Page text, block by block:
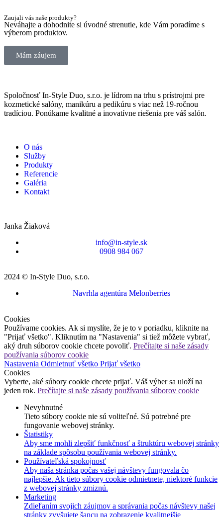
Zaujali vás naše produkty?
Neváhajte a dohodnite si úvodné strenutie, kde Vám poradíme s
výberom produktov.
Mám záujem
Spoločnosť In-Style Duo, s.r.o. je lídrom na trhu s prístrojmi pre
kozmetické salóny, manikúru a pedikúru s viac než 19-ročnou
tradíciou. Ponúkame kvalitné a inovatívne riešenia pre váš salón.
O nás
Služby
Produkty
Referencie
Galéria
Kontakt
Janka Žiaková
info@in-style.sk
0908 984 067
2024 © In-Style Duo, s.r.o.
Navrhla agentúra Melonberries
Cookies
Používame cookies. Ak si myslíte, že je to v poriadku, kliknite na
"Prijať všetko". Kliknutím na "Nastavenia" si tiež môžete vybrať,
aký druh súborov cookie chcete povoliť. Prečítajte si naše zásady
používania súborov cookie
Nastavenia Odmietnuť všetko Prijať všetko
Cookies
Vyberte, aké súbory cookie chcete prijať. Váš výber sa uloží na
jeden rok. Prečítajte si naše zásady používania súborov cookie
Nevyhnutné
Tieto súbory cookie nie sú voliteľné. Sú potrebné pre
fungovanie webovej stránky.
Štatistiky
Aby sme mohli zlepšiť funkčnosť a štruktúru webovej stránky
na základe spôsobu používania webovej stránky.
Používateľská spokojnosť
Aby naša stránka počas vašej návštevy fungovala čo
najlepšie. Ak tieto súbory cookie odmietnete, niektoré funkcie
z webovej stránky zmiznú.
Marketing
Zdieľaním svojich záujmov a správania počas návštevy našej
stránky zvyšujete šancu na zobrazenie kvalitnejšie